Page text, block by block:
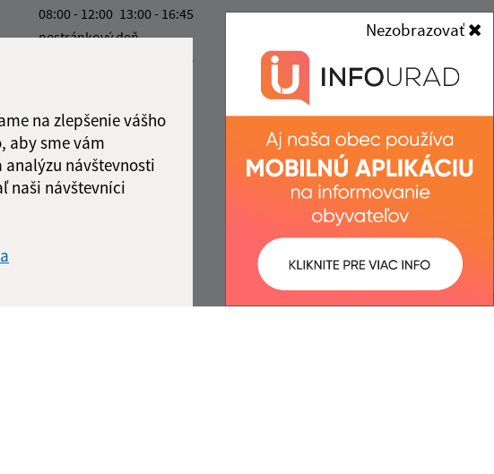
na zlepšenie vášho
aby sme vám
návštevnosti
naši návštevníci
Nezobrazovať
08:00 - 12:00 13:00 - 16:45
nestránkový deň
13:00 - 14:00
info@obecdrienovec.eu
IČO: 00324108